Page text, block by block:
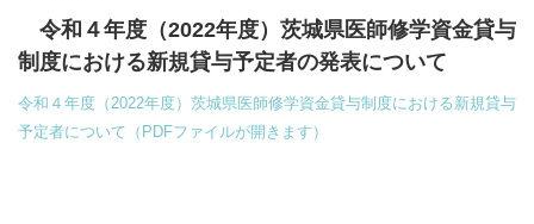
令和４年度（2022年度）茨城県医師修学資金貸与
制度における新規貸与予定者の発表について
令和４年度（2022年度）茨城県医師修学資金貸与制度における新規貸与
予定者について（PDFファイルが開きます）